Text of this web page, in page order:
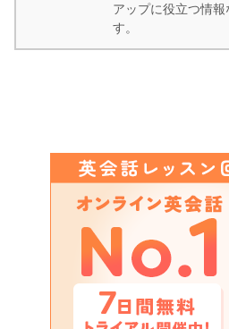
アップに役立つ情
す。